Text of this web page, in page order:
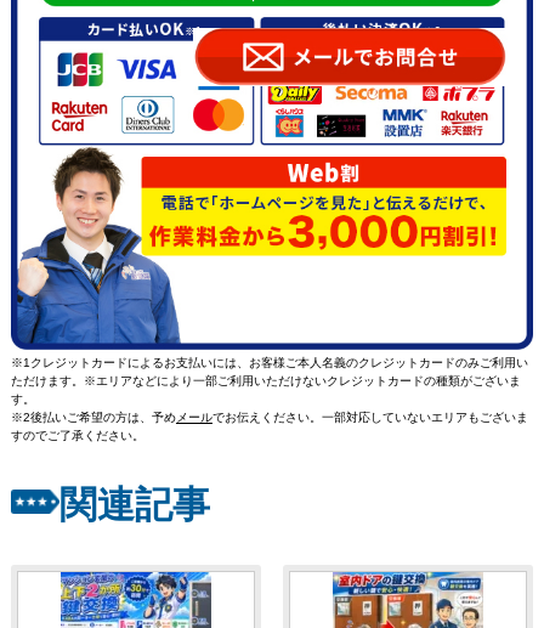
※1クレジットカードによるお支払いには、お客様ご本人名義のクレジットカードのみご利用い
ただけます。※エリアなどにより一部ご利用いただけないクレジットカードの種類がございま
す。
※2後払いご希望の方は、予めメールでお伝えください。一部対応していないエリアもございま
すのでご了承ください。
関連記事